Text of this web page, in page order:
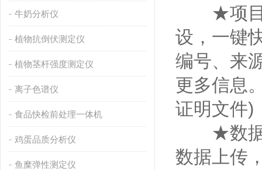
牛奶分析仪
植物抗倒伏测定仪
植物茎杆强度测定仪
离子色谱仪
食品快检前处理一体机
鸡蛋品质分析仪
鱼糜弹性测定仪
★项目预
设，一键
编号、来
更多信息
证明文件)
★数据监
数据上传